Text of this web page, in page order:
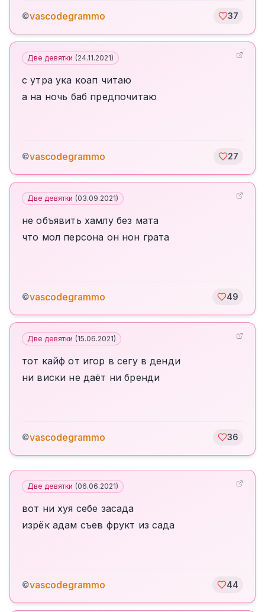
©vascodegrammo 37
Две девятки (24.11.2021)
с утра ука коап читаю
а на ночь баб предпочитаю
©vascodegrammo 27
Две девятки (03.09.2021)
не объявить хамлу без мата
что мол персона он нон грата
©vascodegrammo 49
Две девятки (15.06.2021)
тот кайф от игор в сегу в денди
ни виски не даёт ни бренди
©vascodegrammo 36
Две девятки (06.06.2021)
вот ни хуя себе засада
изрёк адам съев фрукт из сада
©vascodegrammo 44